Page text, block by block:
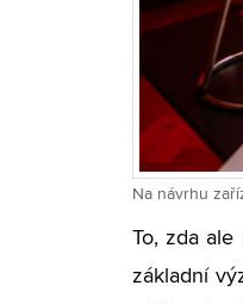
Na návrhu
To, zda
základní